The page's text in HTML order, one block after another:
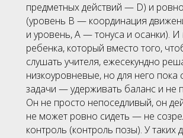
предметных действий — D) и
(уровень В — координация
и уровень, А — тонуса и осанки).
ребенка, который вместо того,
слушать учителя, ежесекундно
низкоуровневые, но для него пока
задачи — удерживать баланс и не
Он не просто непоседливый, он
не может ровно сидеть — не
контроль (контроль позы). У таких